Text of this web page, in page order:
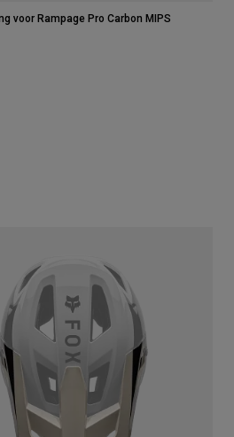
Oranje.
voor Rampage Pro Carbon MIPS